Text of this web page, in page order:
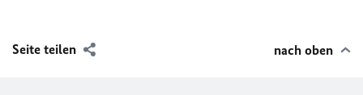
Seite teilen nach oben